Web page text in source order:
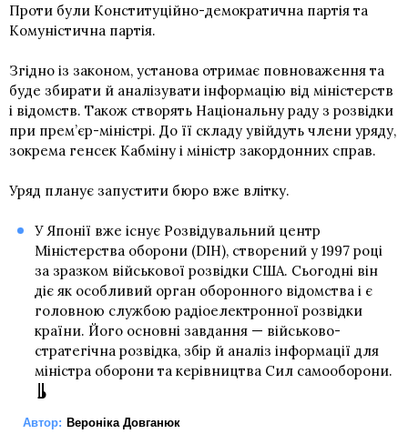
Проти були Конституційно-демократична партія та
Комуністична партія.
Згідно із законом, установа отримає повноваження та
буде збирати й аналізувати інформацію від міністерств
і відомств. Також створять Національну раду з розвідки
при прем’єр-міністрі. До її складу увійдуть члени уряду,
зокрема генсек Кабміну і міністр закордонних справ.
Уряд планує запустити бюро вже влітку.
У Японії вже існує Розвідувальний центр
Міністерства оборони (DIH), створений у 1997 році
за зразком військової розвідки США. Сьогодні він
діє як особливий орган оборонного відомства і є
головною службою радіоелектронної розвідки
країни. Його основні завдання — військово-
стратегічна розвідка, збір й аналіз інформації для
міністра оборони та керівництва Сил самооборони.
Автор: Вероніка Довганюк